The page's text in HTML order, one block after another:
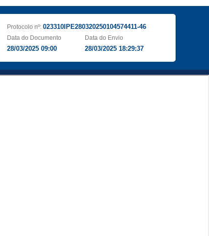
Protocolo nº: 023310IPE280320250104574411-46
Data do Documento
28/03/2025 09:00
Data do Envio
28/03/2025 18:29:37